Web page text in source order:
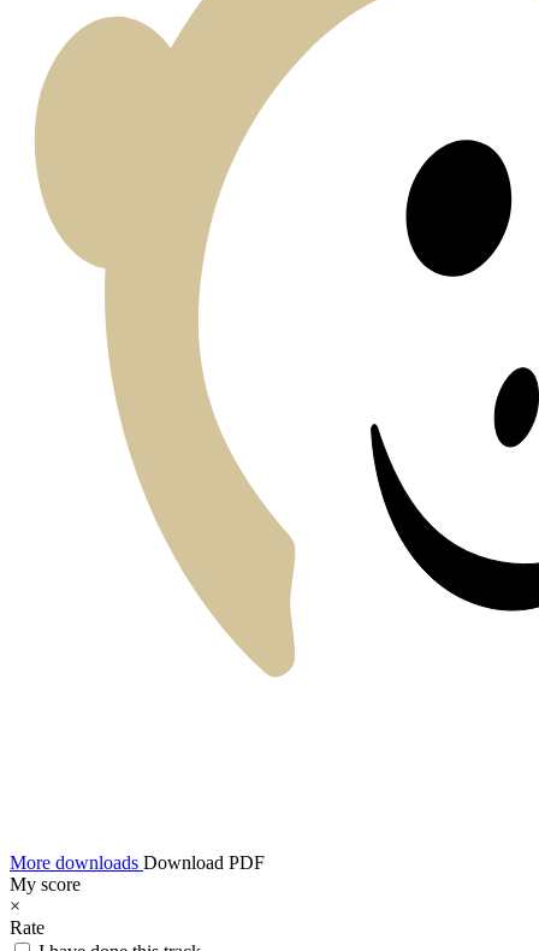
More downloads Download PDF
My score
×
Rate